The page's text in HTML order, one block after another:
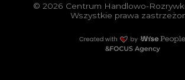
© 2026 Centrum Handlowo-
Wszystkie prawa